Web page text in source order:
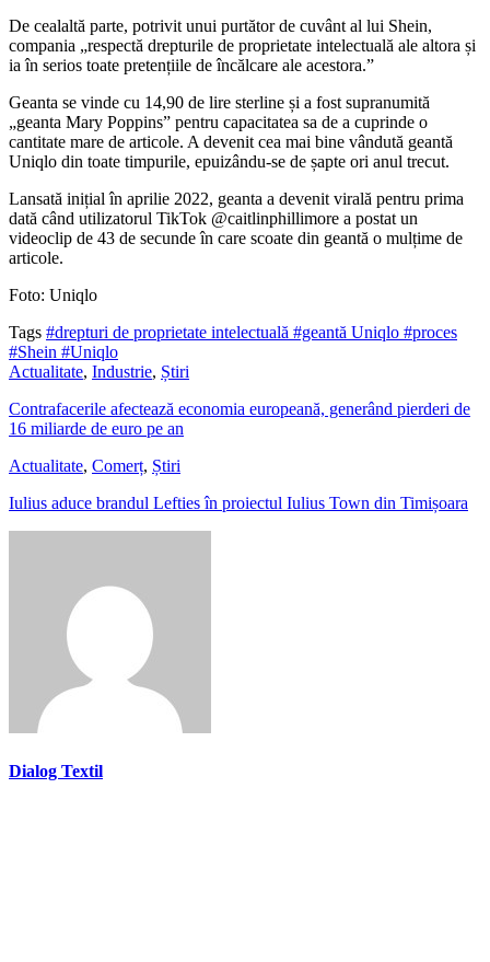
De cealaltă parte, potrivit unui purtător de cuvânt al lui Shein,
compania „respectă drepturile de proprietate intelectuală ale altora și
ia în serios toate pretențiile de încălcare ale acestora.”
Geanta se vinde cu 14,90 de lire sterline și a fost supranumită
„geanta Mary Poppins” pentru capacitatea sa de a cuprinde o
cantitate mare de articole. A devenit cea mai bine vândută geantă
Uniqlo din toate timpurile, epuizându-se de șapte ori anul trecut.
Lansată inițial în aprilie 2022, geanta a devenit virală pentru prima
dată când utilizatorul TikTok @caitlinphillimore a postat un
videoclip de 43 de secunde în care scoate din geantă o mulțime de
articole.
Foto: Uniqlo
Tags #drepturi de proprietate intelectuală #geantă Uniqlo #proces
#Shein #Uniqlo
Actualitate, Industrie, Știri
Contrafacerile afectează economia europeană, generând pierderi de
16 miliarde de euro pe an
Actualitate, Comerț, Știri
Iulius aduce brandul Lefties în proiectul Iulius Town din Timișoara
Dialog Textil